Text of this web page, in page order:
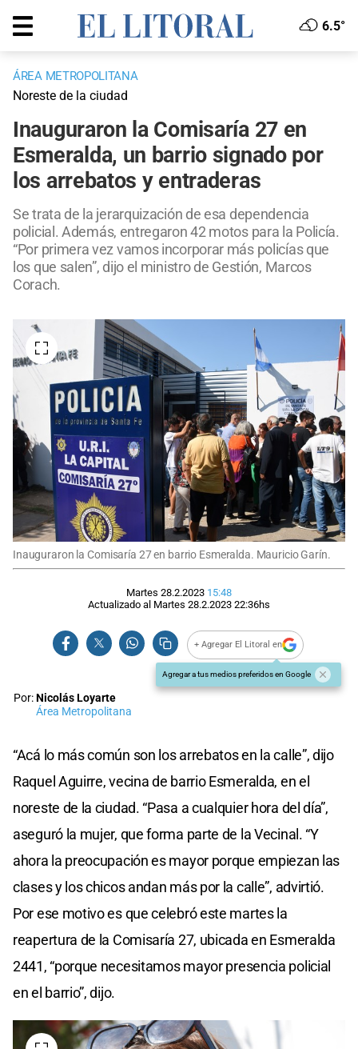
6.5°
ÁREA METROPOLITANA
Noreste de la ciudad
Inauguraron la Comisaría 27 en
Esmeralda, un barrio signado por
los arrebatos y entraderas
Se trata de la jerarquización de esa dependencia
policial. Además, entregaron 42 motos para la Policía.
“Por primera vez vamos incorporar más policías que
los que salen”, dijo el ministro de Gestión, Marcos
Corach.
Inauguraron la Comisaría 27 en barrio Esmeralda. Mauricio Garín.
Martes 28.2.2023 15:48
Actualizado al Martes 28.2.2023 22:36hs
+ Agregar El Litoral en
Agregar a tus medios preferidos en Google
Por:Nicolás Loyarte
Área Metropolitana
“Acá lo más común son los arrebatos en la calle”, dijo
Raquel Aguirre, vecina de barrio Esmeralda, en el
noreste de la ciudad. “Pasa a cualquier hora del día”,
aseguró la mujer, que forma parte de la Vecinal. “Y
ahora la preocupación es mayor porque empiezan las
clases y los chicos andan más por la calle”, advirtió.
Por ese motivo es que celebró este martes la
reapertura de la Comisaría 27, ubicada en Esmeralda
2441, “porque necesitamos mayor presencia policial
en el barrio”, dijo.